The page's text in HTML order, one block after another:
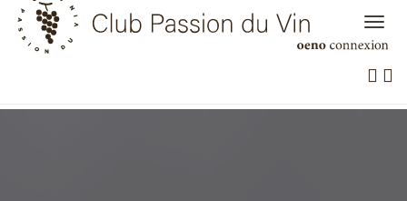
Skip
content